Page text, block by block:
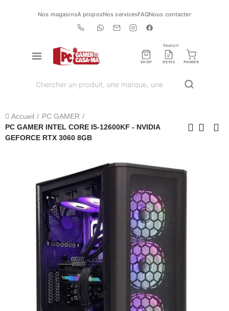
Nos magasinsA proposNos servicesFAQNous contacter
SHOP DEVIS
GRATUIT
PANIER
Accueil
PC GAMER
PC GAMER INTEL CORE I5-12600KF - NVIDIA
GEFORCE RTX 3060 8GB